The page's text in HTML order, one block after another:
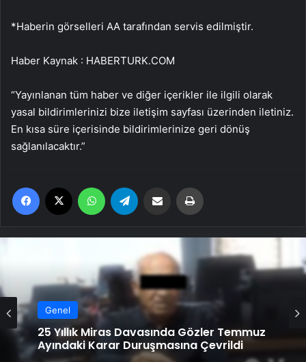
*Haberin görselleri AA tarafından servis edilmiştir.
Haber Kaynak : HABERTURK.COM
“Yayınlanan tüm haber ve diğer içerikler ile ilgili olarak
yasal bildirimlerinizi bize iletişim sayfası üzerinden iletiniz.
En kısa süre içerisinde bildirimlerinize geri dönüş
sağlanılacaktır.”
Facebook WhatsApp Email'den paylaş
Genel
Genel
Serjoy : Dijital Medya Ajansı, Google
Reklam Ajansı, SEO Ajansı ve Web
Tasarım Ajansı